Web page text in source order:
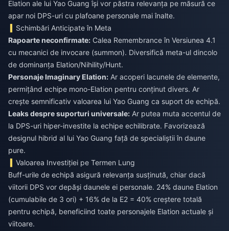
Elation ale lui Yao Guang își vor păstra relevanța pe măsură ce
apar noi DPS-uri cu plafoane personale mai înalte.
Schimbări Anticipate în Meta
Rapoarte neconfirmate: Calea Remembrance în Versiunea 4.1
cu mecanici de invocare (summon). Diversifică meta-ul dincolo
de dominanța Elation/Nihility/Hunt.
Personaje Imaginary Elation: Ar acoperi lacunele de elemente,
permițând echipe mono-Elation pentru conținut divers. Ar
crește semnificativ valoarea lui Yao Guang ca suport de echipă.
Leaks despre suporturi universale: Ar putea muta accentul de
la DPS-uri hiper-investite la echipe echilibrate. Favorizează
designul hibrid al lui Yao Guang față de specialiștii în daune
pure.
Valoarea Investiției pe Termen Lung
Buff-urile de echipă asigură relevanța susținută, chiar dacă
viitorii DPS vor depăși daunele ei personale. 24% daune Elation
(cumulabile de 3 ori) + 16% de la E2 = 40% creștere totală
pentru echipă, beneficiind toate personajele Elation actuale și
viitoare.